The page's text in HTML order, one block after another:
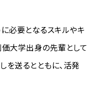
必要となるスキルやキ
価大学出身の先輩として
を送るとともに、活発